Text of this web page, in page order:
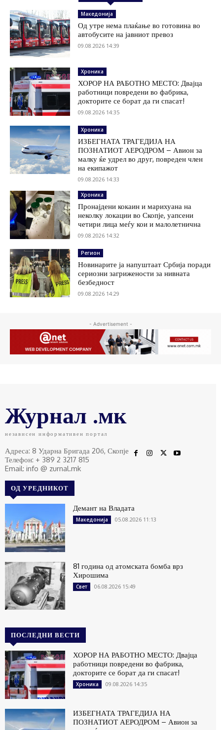
Македонија
Од утре нема плаќање во готовина во
автобусите на јавниот превоз
09.08.2026 14:39
Хроника
ХОРОР НА РАБОТНО МЕСТО: Двајца
работници повредени во фабрика,
докторите се борат да ги спасат!
09.08.2026 14:35
Хроника
ИЗБЕГНАТА ТРАГЕДИЈА НА
ПОЗНАТИОТ АЕРОДРОМ – Авион за
малку ќе удрел во друг, повреден член
на екипажот
09.08.2026 14:33
Хроника
Пронајдени кокаин и марихуана на
неколку локации во Скопје, уапсени
четири лица меѓу кои и малолетнична
09.08.2026 14:32
Регион
Новинарите ја напуштаат Србија поради
сериозни загрижености за нивната
безбедност
09.08.2026 14:29
- Advertisement -
Журнал .мк
независен информативен портал
Адреса: 8 Ударна Бригада 20б, Скопје
Телефон: + 389 2 3217 815
Email: info @ zurnal.mk
ОД УРЕДНИКОТ
Демант на Владата
Македонија 05.08.2026 11:13
81 година од атомската бомба врз
Хирошима
Свет 06.08.2026 15:49
ПОСЛЕДНИ ВЕСТИ
ХОРОР НА РАБОТНО МЕСТО: Двајца
работници повредени во фабрика,
докторите се борат да ги спасат!
Хроника 09.08.2026 14:35
ИЗБЕГНАТА ТРАГЕДИЈА НА
ПОЗНАТИОТ АЕРОДРОМ – Авион за